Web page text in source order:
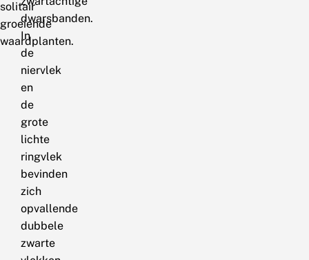
solitair
groeiende
waardplanten.
dwarsbanden.
In
de
niervlek
en
de
grote
lichte
ringvlek
bevinden
zich
opvallende
dubbele
zwarte